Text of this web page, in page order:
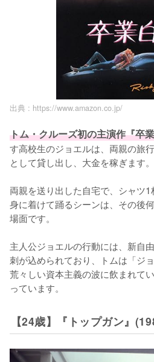
出典 : https://www.amazon.co.jp/
トム・クルーズ初の主演作『卒
す高校生のジョエルは、両親の旅
として貸し出し、大金を稼ぎます。
両親を送り出した自宅で、シャツ
身に着けて踊るシーンは、その後
場面です。
主人公ジョエルの行動には、新自
刺が込められており、トムは「ジ
荒々しい資本主義の波に飲まれて
っています。
【24歳】『トップガン』